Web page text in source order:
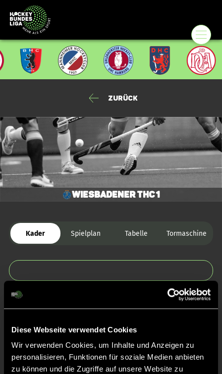
Diese Webseite verwendet Cookies
Wir verwenden Cookies, um Inhalte und Anzeigen zu
personalisieren, Funktionen für soziale Medien anbieten
zu können und die Zugriffe auf unsere Website zu
Zurück
Wiesbadener THC 1
Kader Spielplan Tabelle Tormaschine